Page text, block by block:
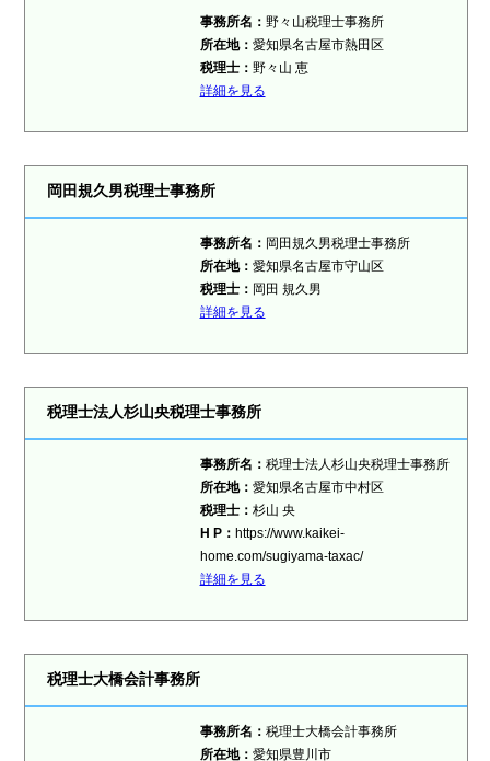
事務所名： 野々山税理士事務所
所在地： 愛知県名古屋市熱田区
税理士： 野々山 恵
詳細を見る
岡田規久男税理士事務所
事務所名： 岡田規久男税理士事務所
所在地： 愛知県名古屋市守山区
税理士： 岡田 規久男
詳細を見る
税理士法人杉山央税理士事務所
事務所名： 税理士法人杉山央税理士事務所
所在地： 愛知県名古屋市中村区
税理士： 杉山 央
H P： https://www.kaikei-
home.com/sugiyama-taxac/
詳細を見る
税理士大橋会計事務所
事務所名： 税理士大橋会計事務所
所在地： 愛知県豊川市